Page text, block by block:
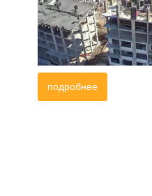
подробнее